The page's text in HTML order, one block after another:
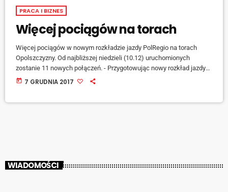
PRACA I BIZNES
Więcej pociągów na torach
Więcej pociągów w nowym rozkładzie jazdy PolRegio na torach
Opolszczyzny. Od najbliższej niedzieli (10.12) uruchomionych
zostanie 11 nowych połączeń. - Przygotowując nowy rozkład jazdy
wsłuchujemy się w uwagi pasażerów, musimy też kierować się
today 7 GRUDNIA 2017
WIADOMOŚCI